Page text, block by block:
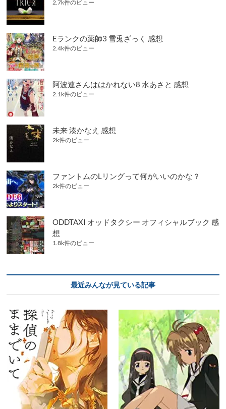
2.7k件のビュー
Eランクの薬師3 雪兎ざっく 感想
2.4k件のビュー
阿波連さんははかれない8 水あさと 感想
2.1k件のビュー
未来 湊かなえ 感想
2k件のビュー
ファントムのLリングって何がいいのかな？
2k件のビュー
ODDTAXI オッドタクシー オフィシャルブック 感
想
1.8k件のビュー
最近みんなが見ている記事